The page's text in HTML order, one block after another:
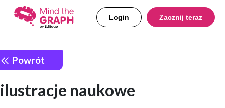
Login Zacznij teraz
Powrót
ilustracje naukowe